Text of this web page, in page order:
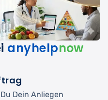
anyhelpnow
Dein Anliegen